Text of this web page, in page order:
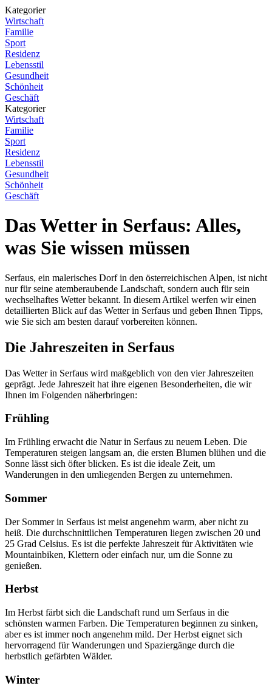
Kategorier
Wirtschaft
Familie
Sport
Residenz
Lebensstil
Gesundheit
Schönheit
Geschäft
Kategorier
Wirtschaft
Familie
Sport
Residenz
Lebensstil
Gesundheit
Schönheit
Geschäft
Das Wetter in Serfaus: Alles,
was Sie wissen müssen
Serfaus, ein malerisches Dorf in den österreichischen Alpen, ist nicht
nur für seine atemberaubende Landschaft, sondern auch für sein
wechselhaftes Wetter bekannt. In diesem Artikel werfen wir einen
detaillierten Blick auf das Wetter in Serfaus und geben Ihnen Tipps,
wie Sie sich am besten darauf vorbereiten können.
Die Jahreszeiten in Serfaus
Das Wetter in Serfaus wird maßgeblich von den vier Jahreszeiten
geprägt. Jede Jahreszeit hat ihre eigenen Besonderheiten, die wir
Ihnen im Folgenden näherbringen:
Frühling
Im Frühling erwacht die Natur in Serfaus zu neuem Leben. Die
Temperaturen steigen langsam an, die ersten Blumen blühen und die
Sonne lässt sich öfter blicken. Es ist die ideale Zeit, um
Wanderungen in den umliegenden Bergen zu unternehmen.
Sommer
Der Sommer in Serfaus ist meist angenehm warm, aber nicht zu
heiß. Die durchschnittlichen Temperaturen liegen zwischen 20 und
25 Grad Celsius. Es ist die perfekte Jahreszeit für Aktivitäten wie
Mountainbiken, Klettern oder einfach nur, um die Sonne zu
genießen.
Herbst
Im Herbst färbt sich die Landschaft rund um Serfaus in die
schönsten warmen Farben. Die Temperaturen beginnen zu sinken,
aber es ist immer noch angenehm mild. Der Herbst eignet sich
hervorragend für Wanderungen und Spaziergänge durch die
herbstlich gefärbten Wälder.
Winter